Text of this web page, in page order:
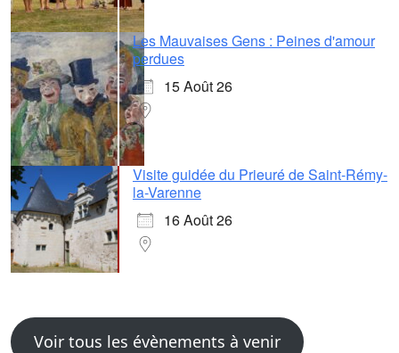
Les Mauvaises Gens : Peines d'amour
perdues
15 Août 26
Visite guidée du Prieuré de Saint-Rémy-
la-Varenne
16 Août 26
Voir tous les évènements à venir